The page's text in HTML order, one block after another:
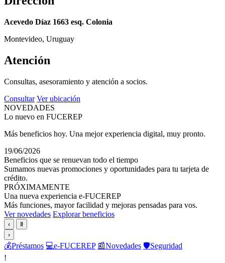
Acevedo Díaz 1663 esq. Colonia
Montevideo, Uruguay
Atención
Consultas, asesoramiento y atención a socios.
Consultar Ver ubicación
NOVEDADES
Lo nuevo en FUCEREP
Más beneficios hoy. Una mejor experiencia digital, muy pronto.
19/06/2026
Beneficios que se renuevan todo el tiempo
Sumamos nuevas promociones y oportunidades para tu tarjeta de
crédito.
PRÓXIMAMENTE
Una nueva experiencia e-FUCEREP
Más funciones, mayor facilidad y mejoras pensadas para vos.
Ver novedades Explorar beneficios
‹
Ⅱ
›
💰Préstamos 💻e-FUCEREP 📰Novedades 🛡️Seguridad
!